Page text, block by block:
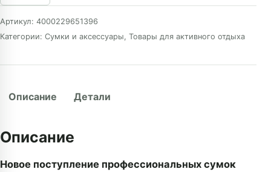
Артикул: 4000229651396
Категории: Сумки и аксессуары, Товары для активного отдыха
Описание Детали
Описание
Новое поступление профессиональных сумок